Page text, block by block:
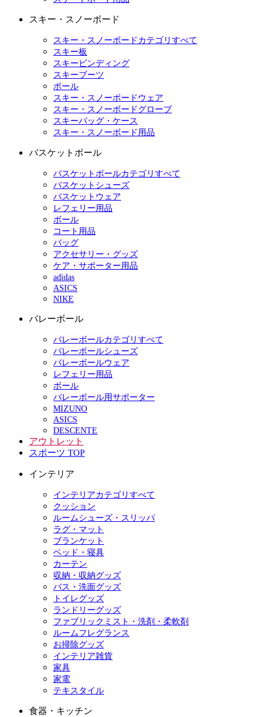
スキー・スノーボード
スキー・スノーボードカテゴリすべて
スキー板
スキービンディング
スキーブーツ
ポール
スキー・スノーボードウェア
スキー・スノーボードグローブ
スキーバッグ・ケース
スキー・スノーボード用品
バスケットボール
バスケットボールカテゴリすべて
バスケットシューズ
バスケットウェア
レフェリー用品
ボール
コート用品
バッグ
アクセサリー・グッズ
ケア・サポーター用品
adidas
ASICS
NIKE
バレーボール
バレーボールカテゴリすべて
バレーボールシューズ
バレーボールウェア
レフェリー用品
ボール
バレーボール用サポーター
MIZUNO
ASICS
DESCENTE
アウトレット
スポーツ TOP
インテリア
インテリアカテゴリすべて
クッション
ルームシューズ・スリッパ
ラグ・マット
ブランケット
ベッド・寝具
カーテン
収納・収納グッズ
バス・洗面グッズ
トイレグッズ
ランドリーグッズ
ファブリックミスト・洗剤・柔軟剤
ルームフレグランス
お掃除グッズ
インテリア雑貨
家具
家電
テキスタイル
食器・キッチン